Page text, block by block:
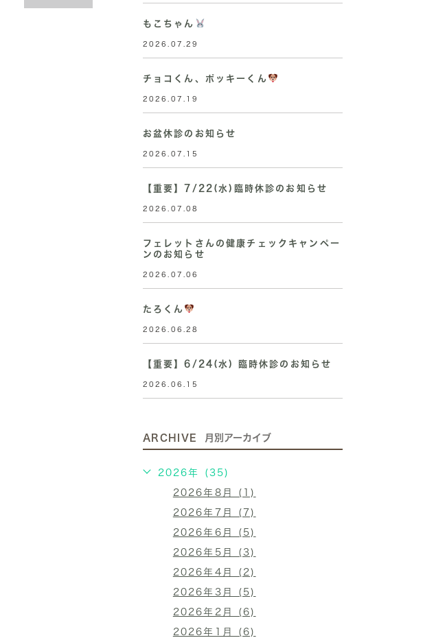
もこちゃん
2026.07.29
チョコくん、ポッキーくん
2026.07.19
お盆休診のお知らせ
2026.07.15
【重要】7/22(水)臨時休診のお知らせ
2026.07.08
フェレットさんの健康チェックキャンペー
ンのお知らせ
2026.07.06
たろくん
2026.06.28
【重要】6/24(水) 臨時休診のお知らせ
2026.06.15
ARCHIVE 月別アーカイブ
2026年 (35)
2026年8月 (1)
2026年7月 (7)
2026年6月 (5)
2026年5月 (3)
2026年4月 (2)
2026年3月 (5)
2026年2月 (6)
2026年1月 (6)